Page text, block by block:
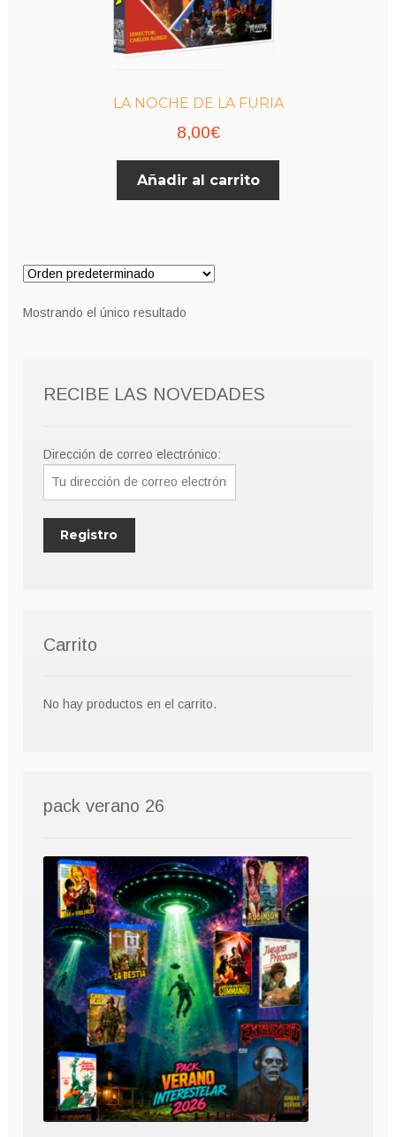
LA NOCHE DE LA FURIA
8,00€
Añadir al carrito
Mostrando el único resultado
RECIBE LAS NOVEDADES
Dirección de correo electrónico:
Carrito
No hay productos en el carrito.
pack verano 26